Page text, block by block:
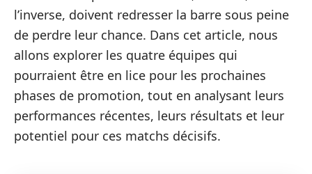
l’inverse, doivent redresser la barre sous peine
de perdre leur chance. Dans cet article, nous
allons explorer les quatre équipes qui
pourraient être en lice pour les prochaines
phases de promotion, tout en analysant leurs
performances récentes, leurs résultats et leur
potentiel pour ces matchs décisifs.